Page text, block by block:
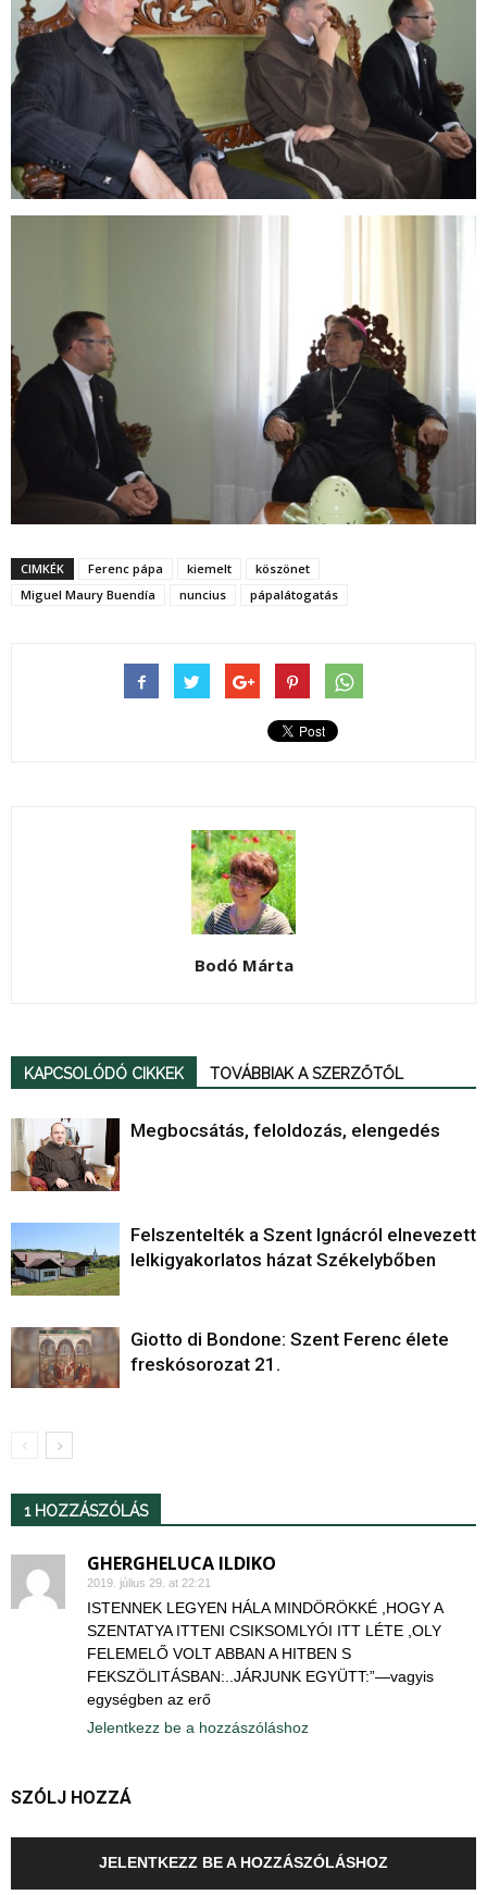
CIMKÉK Ferenc pápa kiemelt
köszönet
Miguel Maury Buendía
nuncius pápalátogatás
Bodó Márta
KAPCSOLÓDÓ CIKKEK TOVÁBBIAK A SZERZŐTŐL
Megbocsátás, feloldozás, elengedés
Felszentelték a Szent Ignácról elnevezett
lelkigyakorlatos házat Székelybőben
Giotto di Bondone: Szent Ferenc élete
freskósorozat 21.
1 HOZZÁSZÓLÁS
GHERGHELUCA ILDIKO
2019. július 29. at 22:21
ISTENNEK LEGYEN HÁLA MINDÖRÖKKÉ ,HOGY A
SZENTATYA ITTENI CSIKSOMLYÓI ITT LÉTE ,OLY
FELEMELŐ VOLT ABBAN A HITBEN S
FEKSZÖLITÁSBAN:..JÁRJUNK EGYÜTT:”—vagyis
egységben az erő
Jelentkezz be a hozzászóláshoz
SZÓLJ HOZZÁ
JELENTKEZZ BE A HOZZÁSZÓLÁSHOZ